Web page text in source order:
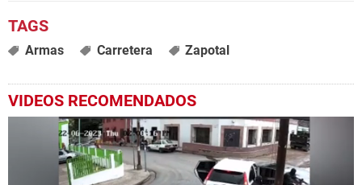
Armas Carretera Zapotal
VIDEOS RECOMENDADOS